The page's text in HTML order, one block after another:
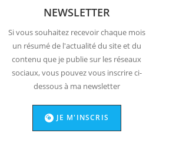
NEWSLETTER
Si vous souhaitez recevoir chaque mois
un résumé de l'actualité du site et du
contenu que je publie sur les réseaux
sociaux, vous pouvez vous inscrire ci-
dessous à ma newsletter
JE M'INSCRIS